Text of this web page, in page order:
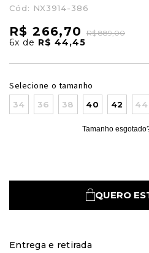
Cód: NX3914-386
R$ 266,70 R$ 889,00
6x de R$ 44,45
Selecione o tamanho
34 36 38 40 42 44
Tamanho
QUERO
Entrega e retirada